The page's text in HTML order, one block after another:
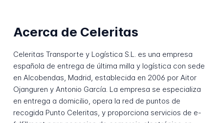
Acerca de Celeritas
Celeritas Transporte y Logística S.L. es una empresa
española de entrega de última milla y logística con sede
en Alcobendas, Madrid, establecida en 2006 por Aitor
Ojanguren y Antonio García. La empresa se especializa
en entrega a domicilio, opera la red de puntos de
recogida Punto Celeritas, y proporciona servicios de e-